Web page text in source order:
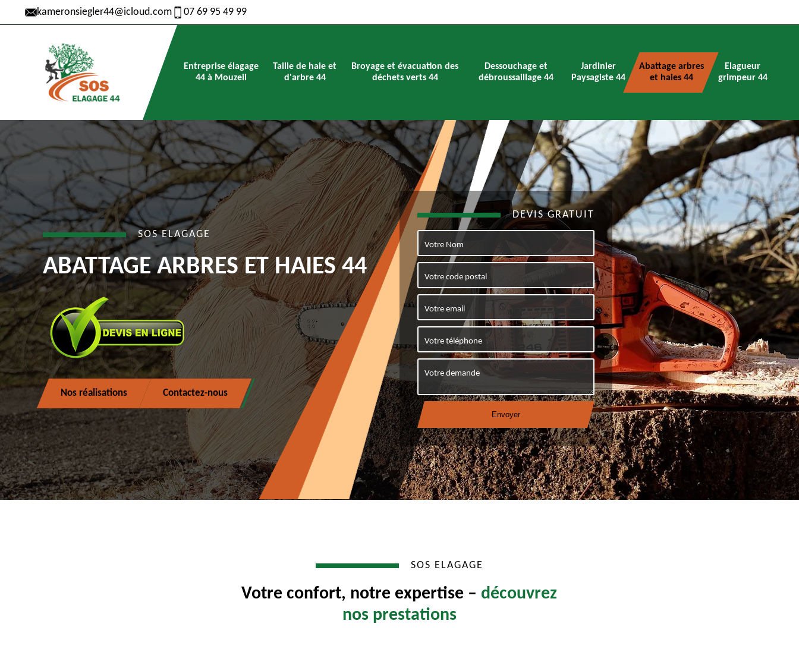
kameronsiegler44@icloud.com 07 69 95 49 99
Entreprise élagage
44 à Mouzeil
Taille de haie et
d'arbre 44
Broyage et évacuation des
déchets verts 44
Dessouchage et
débroussaillage 44
Jardinier
Paysagiste 44
Abattage arbres
et haies 44
Elagueur
grimpeur 44
SOS ELAGAGE
ABATTAGE ARBRES ET HAIES 44
Nos réalisations Contactez-nous
DEVIS GRATUIT
SOS ELAGAGE
Votre confort, notre expertise – découvrez
nos prestations